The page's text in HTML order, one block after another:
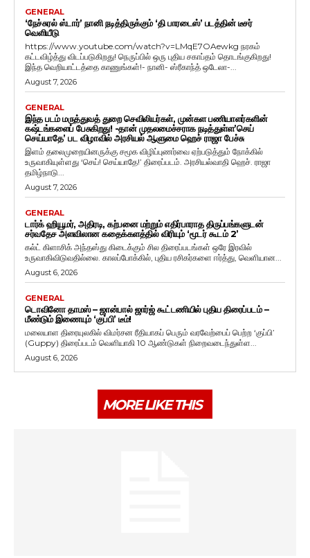
GENERAL
‘நேச்சுரல் ஸ்டார்’ நானி நடித்திருக்கும் ‘தி பாரடைஸ்’ படத்தின் டீசர்
வெளியீடு
https://www.youtube.com/watch?v=LMqE7OAewkg நரகம்
கட்டவிழ்த்து விடப்படுகிறது! நெருப்பில் ஒரு புதிய சகாப்தம் தொடங்குகிறது!
இந்த வெறியாட்டத்தை காணுங்கள்!- நானி- ஸ்ரீகாந்த் ஒடேலா-...
August 7, 2026
GENERAL
இந்த படம் மருத்துவத் துறை செவிலியர்கள், முன்கள பணியாளர்களின்
கஷ்டங்களைப் பேசுகிறது! -தான் முதலமைச்சராக நடித்துள்ள’செய்
செய்யாதே’ பட விழாவில் அரசியல் ஆளுமை ஹெச் ராஜா பேச்சு
இளம் தலைமுறையினருக்கு சமூக விழிப்புணர்வை ஏற்படுத்தும் நோக்கில்
உருவாகியுள்ளது ‘செய்! செய்யாதே!’ திரைப்படம். அரசியல்வாதி ஹெச். ராஜா
தமிழ்நாடு...
August 7, 2026
GENERAL
டார்க் ஹியூமர், அதிரடி, கற்பனை மற்றும் எதிர்பாராத திருப்பங்களுடன்
சர்வதேச அளவிலான கதைக்களத்தில் விரியும் ‘மூடர் கூடம் 2’
கல்ட் கிளாசிக் அந்தஸ்து கிடைக்கும் சில திரைப்படங்கள் ஒரே இரவில்
உருவாகிவிடுவதில்லை. காலப்போக்கில், புதிய ரசிகர்களை ஈர்த்து, வெளியான...
August 6, 2026
GENERAL
டொவினோ தாமஸ் – ஜான்பால் ஜார்ஜ் கூட்டணியில் புதிய திரைப்படம் –
மீண்டும் இணையும் ‘குப்பி’ டீம்!
மலையாள திரையுலகில் விமர்சன ரீதியாகப் பெரும் வரவேற்பைப் பெற்ற ‘குப்பி’
(Guppy) திரைப்படம் வெளியாகி 10 ஆண்டுகள் நிறைவடைந்துள்ள...
August 6, 2026
MORE LIKE THIS